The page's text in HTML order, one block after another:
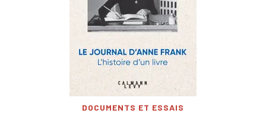
DOCUMENTS ET ESSAIS